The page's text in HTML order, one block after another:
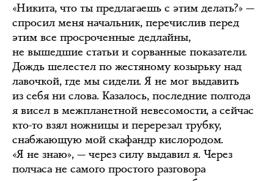
«Никита, что ты предлагаешь с этим делать?» —
спросил меня начальник, перечислив перед
этим все просроченные дедлайны,
не вышедшие статьи и сорванные показатели.
Дождь шелестел по жестяному козырьку над
лавочкой, где мы сидели. Я не мог выдавить
из себя ни слова. Казалось, последние полгода
я висел в межпланетной невесомости, а сейчас
кто-то взял ножницы и перерезал трубку,
снабжающую мой скафандр кислородом.
«Я не знаю», — через силу выдавил я. Через
полчаса не самого простого разговора